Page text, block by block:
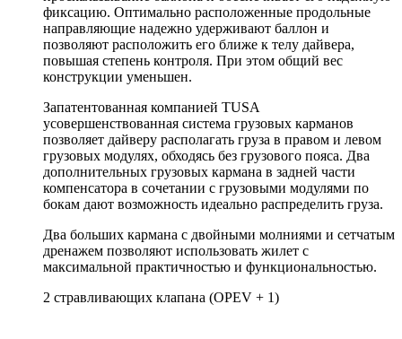
фиксацию. Оптимально расположенные продольные
направляющие надежно удерживают баллон и
позволяют расположить его ближе к телу дайвера,
повышая степень контроля. При этом общий вес
конструкции уменьшен.
Запатентованная компанией TUSA
усовершенствованная система грузовых карманов
позволяет дайверу располагать груза в правом и левом
грузовых модулях, обходясь без грузового пояса. Два
дополнительных грузовых кармана в задней части
компенсатора в сочетании с грузовыми модулями по
бокам дают возможность идеально распределить груза.
Два больших кармана с двойными молниями и сетчатым
дренажем позволяют использовать жилет с
максимальной практичностью и функциональностью.
2 стравливающих клапана (OPEV + 1)